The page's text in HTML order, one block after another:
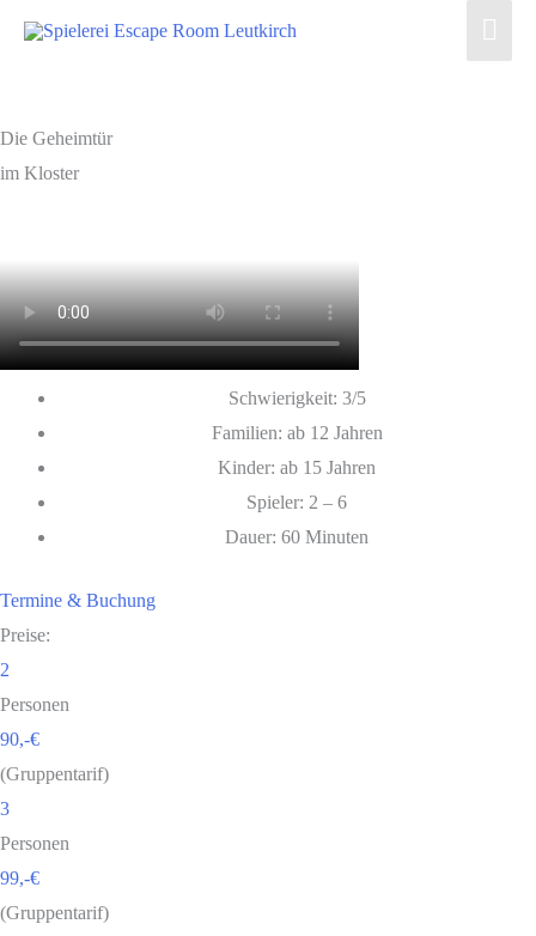
Die Geheimtür
im Kloster
Schwierigkeit: 3/5
Familien: ab 12 Jahren
Kinder: ab 15 Jahren
Spieler: 2 – 6
Dauer: 60 Minuten
Termine & Buchung
Preise:
2
Personen
90,-€
(Gruppentarif)
3
Personen
99,-€
(Gruppentarif)